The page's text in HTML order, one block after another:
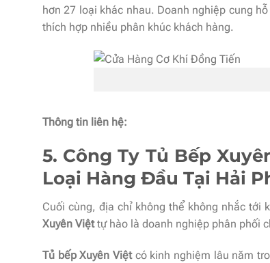
hơn 27 loại khác nhau. Doanh nghiệp cung
thích hợp nhiều phân khúc khách hàng.
Thông tin liên hệ:
5. Công Ty Tủ Bếp
Loại Hàng Đầu Tại Hải
Cuối cùng, địa chỉ không thể không nhắc tới
Xuyên Việttự hào là doanh nghiệp phân phối
Tủ bếp Xuyên Việt có kinh nghiệm lâu năm